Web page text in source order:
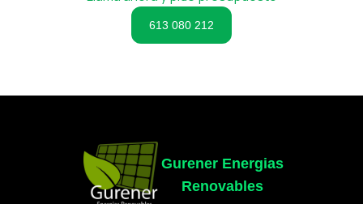
613 080 212
Gurener Energias
Renovables